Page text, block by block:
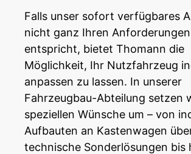
Falls unser sofort verfügbares
nicht ganz Ihren Anforderungen
entspricht, bietet Thomann die
Möglichkeit, Ihr Nutzfahrzeug
anpassen zu lassen. In unserer
Fahrzeugbau-Abteilung setzen
speziellen Wünsche um – von
Aufbauten an Kastenwagen
technische Sonderlösungen bis